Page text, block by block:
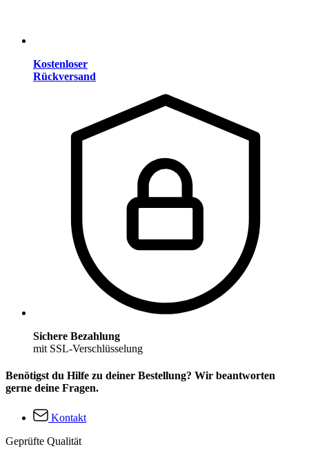
Kostenloser
Rückversand
Sichere Bezahlung
mit SSL-Verschlüsselung
Benötigst du Hilfe zu deiner Bestellung? Wir beantworten
gerne deine Fragen.
Kontakt
Geprüfte Qualität